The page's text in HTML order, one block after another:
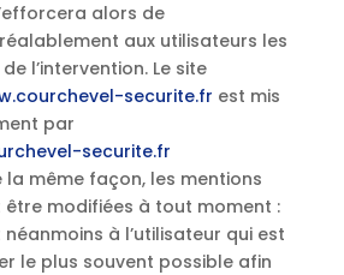
alors de
aux utilisateurs les
l’intervention. Le site
securite.fr est mis
par
securite.fr
la même façon, les mentions
être modifiées à tout moment :
néanmoins à l’utilisateur qui est
le plus souvent possible afin